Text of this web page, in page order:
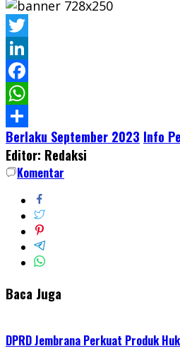
Twitter
LinkedIn
Facebook
WhatsApp
Share
Berlaku September 2023 Info
Editor: Redaksi
Komentar
Baca Juga
DPRD Jembrana Perkuat Produk